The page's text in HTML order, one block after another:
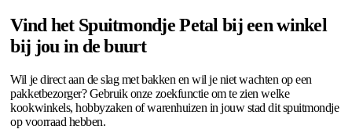
Vind het Spuitmondje Petal bij een winkel
bij jou in de buurt
Wil je direct aan de slag met bakken en wil je niet wachten op een
pakketbezorger? Gebruik onze zoekfunctie om te zien welke
kookwinkels, hobbyzaken of warenhuizen in jouw stad dit spuitmondje
op voorraad hebben.